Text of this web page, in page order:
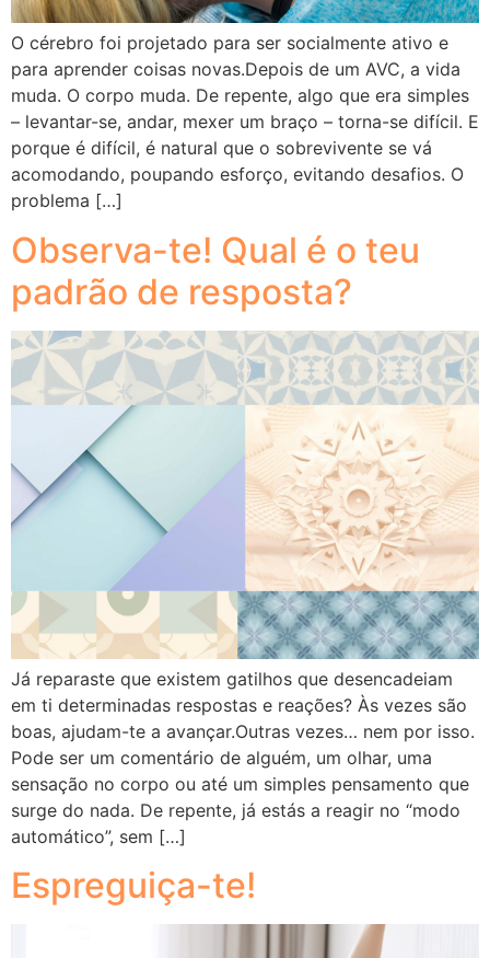
O cérebro foi projetado para ser socialmente ativo e
para aprender coisas novas.Depois de um AVC, a vida
muda. O corpo muda. De repente, algo que era simples
– levantar-se, andar, mexer um braço – torna-se difícil. E
porque é difícil, é natural que o sobrevivente se vá
acomodando, poupando esforço, evitando desafios. O
problema […]
Observa-te! Qual é o teu
padrão de resposta?
Já reparaste que existem gatilhos que desencadeiam
em ti determinadas respostas e reações? Às vezes são
boas, ajudam-te a avançar.Outras vezes… nem por isso.
Pode ser um comentário de alguém, um olhar, uma
sensação no corpo ou até um simples pensamento que
surge do nada. De repente, já estás a reagir no “modo
automático”, sem […]
Espreguiça-te!